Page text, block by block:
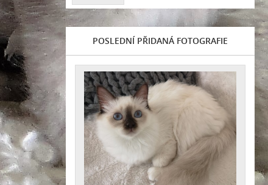
POSLEDNÍ PŘIDANÁ FOTOGRAFIE